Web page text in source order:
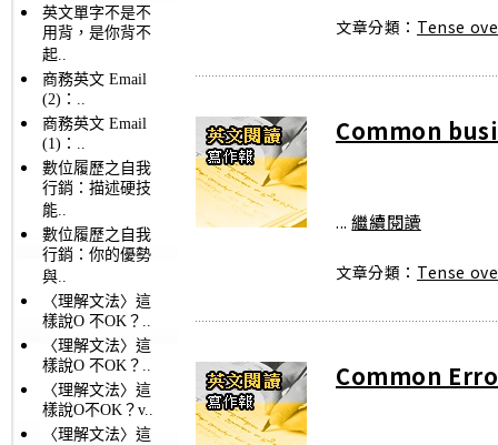
英文單字不是不
用背，是你背不
起..
商務英文 Email
(2)：..
商務英文 Email
(1)：..
數位履歷之自我
行銷：描述硬技
能..
數位履歷之自我
行銷：你的優勢
與..
〈理解文法〉這
樣說O 不OK？..
〈理解文法〉這
樣說O 不OK？..
〈理解文法〉這
樣說O不OK？v..
〈理解文法〉這
文章分類： Tense
Common
...繼續閱讀
文章分類： Tense
Common